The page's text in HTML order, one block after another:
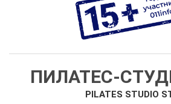
ПИЛАТЕС-
PILATES STUDIO